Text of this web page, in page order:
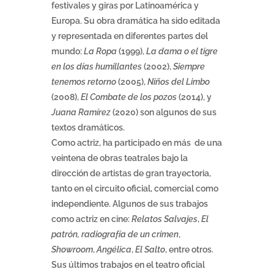
festivales y giras por Latinoamérica y
Europa. Su obra dramática ha sido editada
y representada en diferentes partes del
mundo:La Ropa(1999),La dama o el tigre
en los días humillantes (2002),Siempre
tenemos retorno(2005),Niños del Limbo
(2008),El Combate de los pozos (2014), y
Juana Ramírez(2020) son algunos de sus
textos dramáticos.
Como actriz, ha participado en más de una
veintena de obras teatrales bajo la
dirección de artistas de gran trayectoria,
tanto en el circuito oficial, comercial como
independiente. Algunos de sus trabajos
como actriz en cine:Relatos Salvajes,El
patrón, radiografía de un crimen,
Showroom,Angélica,El Salto, entre otros.
Sus últimos trabajos en el teatro oficial